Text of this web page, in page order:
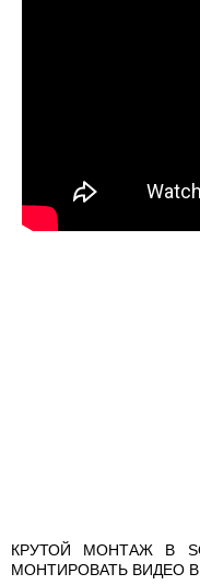
КРУТОЙ МОНТАЖ В
МОНТИРОВАТЬ ВИДЕО В